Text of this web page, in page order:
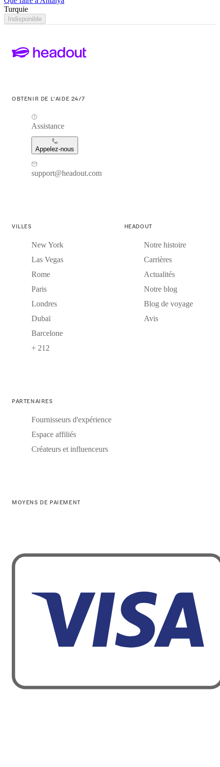
Turquie
Indisponible
OBTENIR DE L'AIDE 24/7
Assistance
Appelez-nous
support@headout.com
VILLES
New York
Las Vegas
Rome
Paris
Londres
Dubaï
Barcelone
+ 212
HEADOUT
Notre histoire
Carrières
Actualités
Notre blog
Blog de voyage
Avis
PARTENAIRES
Fournisseurs d'expérience
Espace affiliés
Créateurs et influenceurs
MOYENS DE PAIEMENT